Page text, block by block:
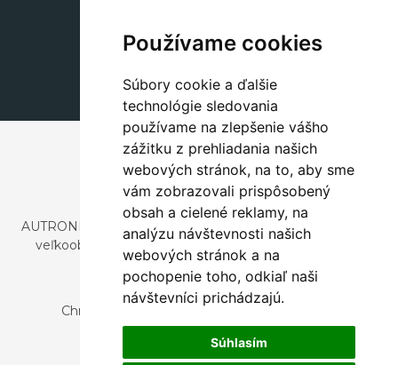
Používame cookies
Súbory cookie a ďalšie
technológie sledovania
používame na zlepšenie vášho
zážitku z prehliadania našich
webových stránok, na to, aby sme
vám zobrazovali prispôsobený
obsah a cielené reklamy, na
analýzu návštevnosti našich
webových stránok a na
pochopenie toho, odkiaľ naši
návštevníci prichádzajú.
Súhlasím
+420 311 604 182
dekorace@autronic.cz
AUTRONIC, s.r.o. je spoločnosť zaoberajúca sa dovozom a
veľkoobchodným predajom dizajnového aj štýlového
nábytku a dekorácií.
Česká republika
Chrustenice 270, 267 12 Loděnice u Berouna
Slovensko
Nová 366, 032 02 Závažná Poruba